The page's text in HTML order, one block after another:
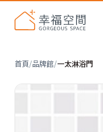
首頁/品牌館/一太淋浴門